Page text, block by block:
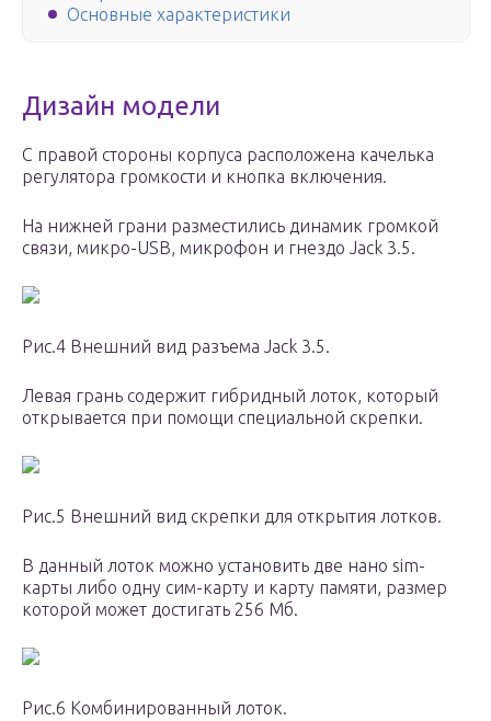
Основные характеристики
Дизайн модели
С правой стороны корпуса расположена качелька
регулятора громкости и кнопка включения.
На нижней грани разместились динамик громкой
связи, микро-USB, микрофон и гнездо Jack 3.5.
Рис.4 Внешний вид разъема Jack 3.5.
Левая грань содержит гибридный лоток, который
открывается при помощи специальной скрепки.
Рис.5 Внешний вид скрепки для открытия лотков.
В данный лоток можно установить две нано sim-
карты либо одну сим-карту и карту памяти, размер
которой может достигать 256 Мб.
Рис.6 Комбинированный лоток.